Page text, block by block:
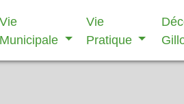
Vie
Municipale
Vie
Pratique